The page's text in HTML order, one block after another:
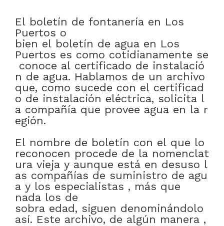
El boletín de fontanería en Los
Puertos o
bien el boletín de agua en Los
Puertos es como cotidianamente se
conoce al certificado de instalació
n de agua. Hablamos de un archivo
que, como sucede con el certificad
o de instalación eléctrica, solicita l
a compañía que provee agua en la r
egión.
El nombre de boletín con el que lo
reconocen procede de la nomenclat
ura vieja y aunque está en desuso l
as compañías de suministro de agu
a y los especialistas , más que
nada los de
sobra edad, siguen denominándolo
así. Este archivo, de algún manera ,